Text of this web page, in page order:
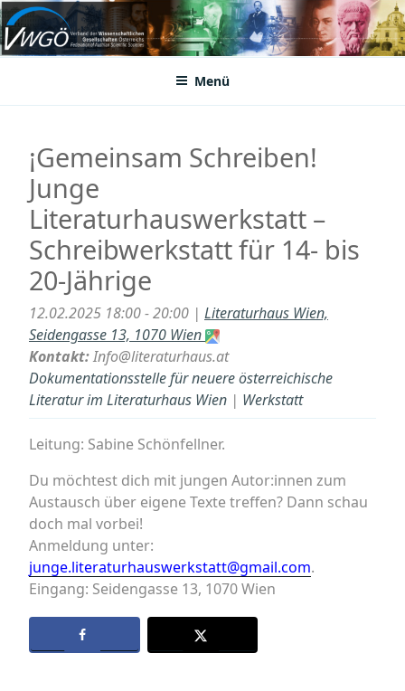
Zum
Inhalt
springenVWGÖ
Federation of Austrian Scientific Societies
Menü
¡Gemeinsam Schreiben!
Junge
Literaturhauswerkstatt –
Schreibwerkstatt für 14- bis
20-Jährige
12.02.2025 18:00 - 20:00 | Literaturhaus Wien,
Seidengasse 13, 1070 Wien
Kontakt:Info@literaturhaus.at
Dokumentationsstelle für neuere österreichische
Literatur im Literaturhaus Wien | Werkstatt
Leitung: Sabine Schönfellner.
Du möchtest dich mit jungen Autor:innen zum
Austausch über eigene Texte treffen? Dann schau
doch mal vorbei!
Anmeldung unter:
junge.literaturhauswerkstatt@gmail.com.
Eingang: Seidengasse 13, 1070 Wien